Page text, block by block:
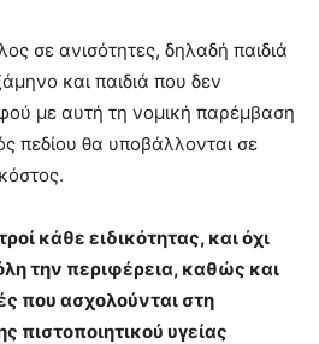
σε ανισότητες, δηλαδή παιδιά
και παιδιά που δεν
με αυτή τη νομική παρέμβαση
πεδίου θα υποβάλλονται σε
κάθε ειδικότητας, και όχι
την περιφέρεια, καθώς και
που ασχολούνται στη
πιστοποιητικού υγείας